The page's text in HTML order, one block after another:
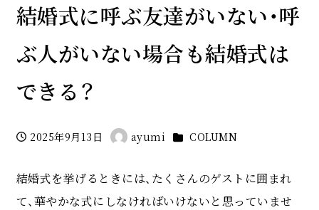
結婚式に呼ぶ友達がいない・呼
ぶ人がいない場合も結婚式は
できる？
投稿日
2025年9月13日
著
ayumi カテゴリー
COLUMN
結婚式を挙げるときには、たくさんのゲストに囲まれ
て、華やかな式にしなければいけないと思っていませ